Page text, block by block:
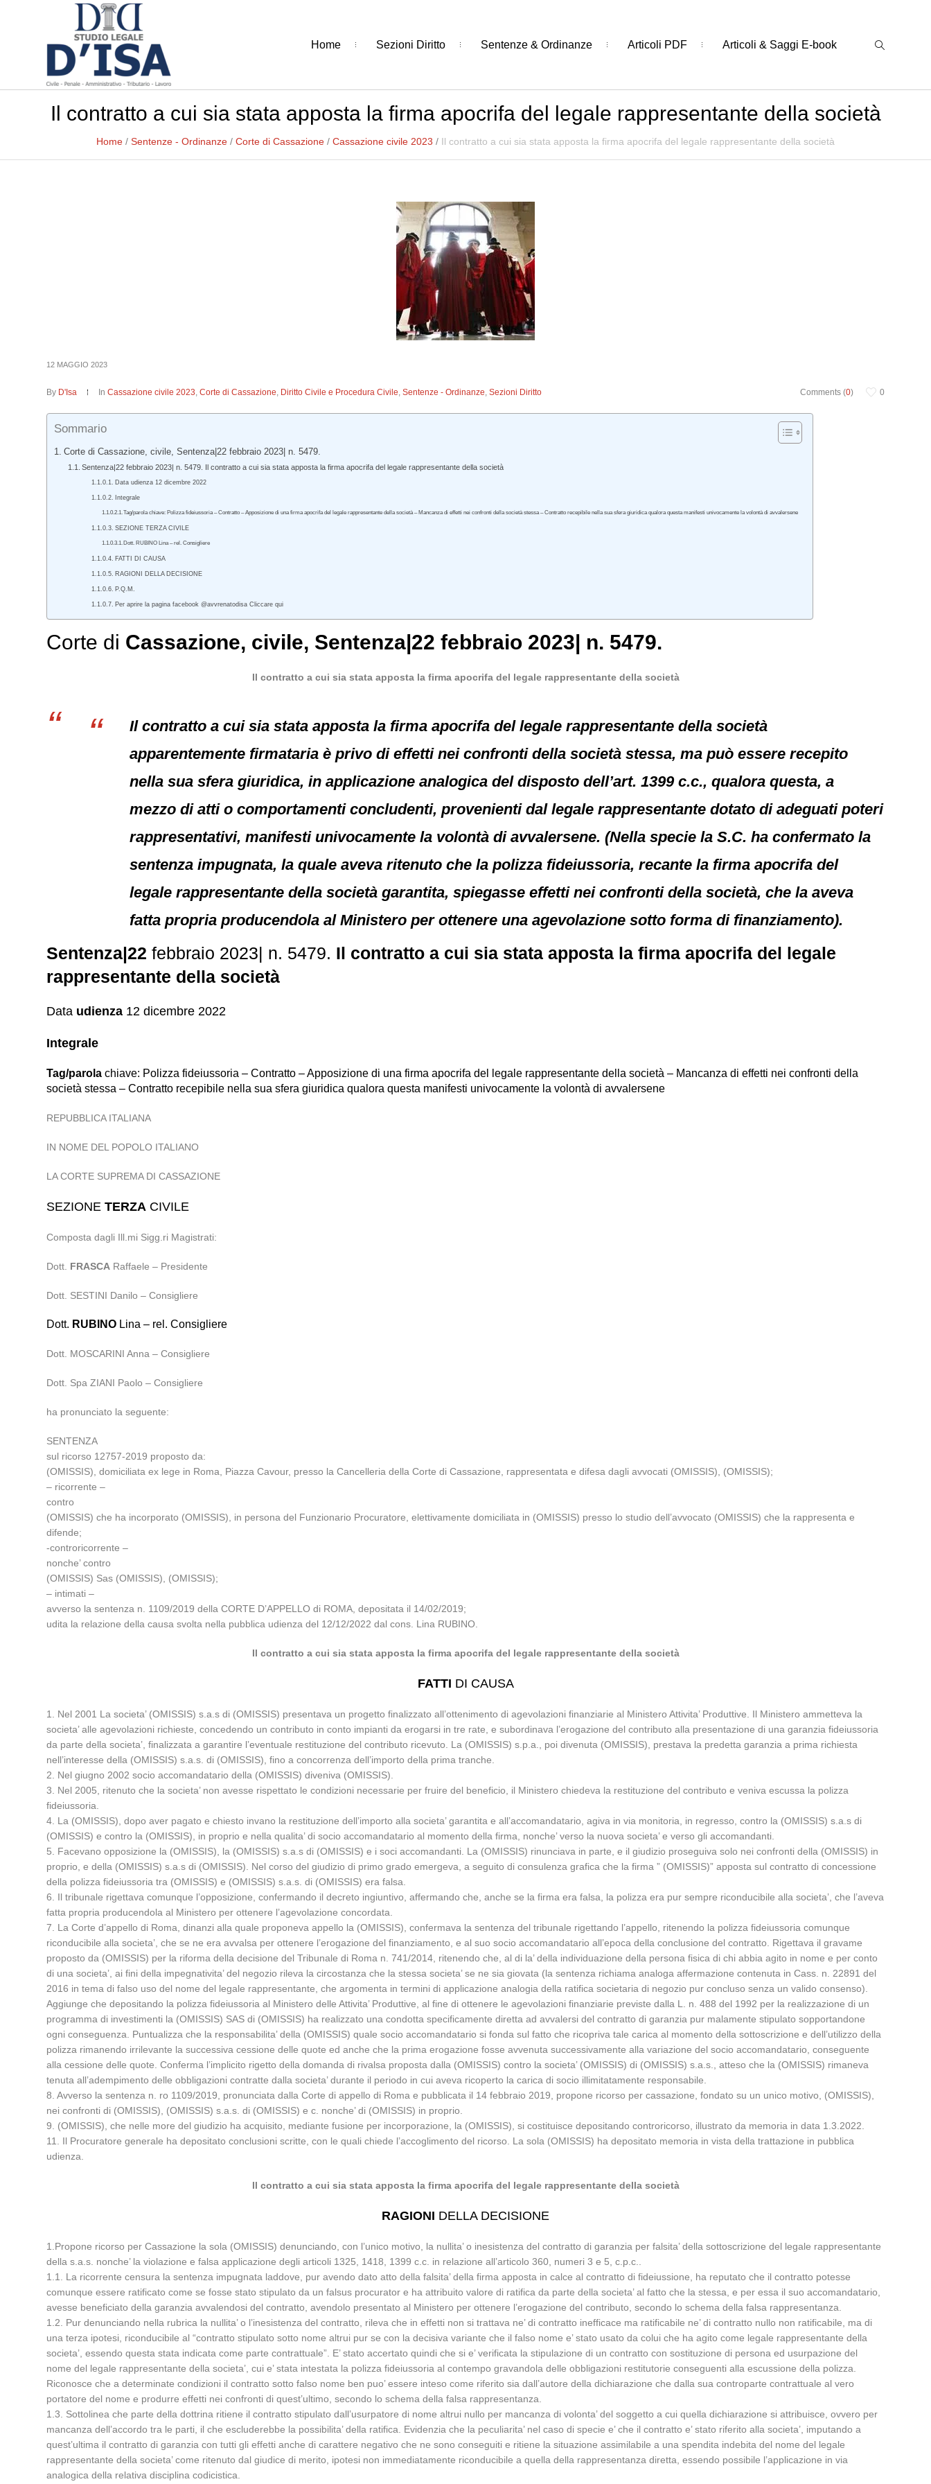
Home Sezioni Diritto Sentenze & Ordinanze Articoli PDF Articoli & Saggi E-book
Il contratto a cui sia stata apposta la firma apocrifa del legale rappresentante della società
Home / Sentenze - Ordinanze / Corte di Cassazione / Cassazione civile 2023 / Il contratto a cui sia stata apposta la firma apocrifa del legale rappresentante della società
12 MAGGIO 2023
Comments (0) 0
By D'Isa InCassazione civile 2023,Corte di Cassazione, Diritto Civile e Procedura Civile,Sentenze - Ordinanze,Sezioni Diritto
Sommario
Corte di Cassazione, civile, Sentenza|22 febbraio 2023| n. 5479.
Sentenza|22 febbraio 2023| n. 5479. Il contratto a cui sia stata apposta la firma apocrifa del legale rappresentante della società
Data udienza 12 dicembre 2022
Integrale
Tag/parola chiave: Polizza fideiussoria – Contratto – Apposizione di una firma apocrifa del legale rappresentante della società – Mancanza di effetti nei confronti della società stessa – Contratto recepibile nella sua sfera giuridica qualora questa manifesti univocamente la volontà di avvalersene
SEZIONE TERZA CIVILE
Dott. RUBINO Lina – rel. Consigliere
FATTI DI CAUSA
RAGIONI DELLA DECISIONE
P.Q.M.
Per aprire la pagina facebook @avvrenatodisa Cliccare qui
Corte di Cassazione, civile, Sentenza|22 febbraio 2023| n. 5479.
Il contratto a cui sia stata apposta la firma apocrifa del legale rappresentante della società
Il contratto a cui sia stata apposta la firma apocrifa del legale rappresentante della società
apparentemente firmataria è privo di effetti nei confronti della società stessa, ma può essere recepito
nella sua sfera giuridica, in applicazione analogica del disposto dell’art. 1399 c.c., qualora questa, a
mezzo di atti o comportamenti concludenti, provenienti dal legale rappresentante dotato di adeguati poteri
rappresentativi, manifesti univocamente la volontà di avvalersene. (Nella specie la S.C. ha confermato la
sentenza impugnata, la quale aveva ritenuto che la polizza fideiussoria, recante la firma apocrifa del
legale rappresentante della società garantita, spiegasse effetti nei confronti della società, che la aveva
fatta propria producendola al Ministero per ottenere una agevolazione sotto forma di finanziamento).
Sentenza|22 febbraio 2023| n. 5479. Il contratto a cui sia stata apposta la firma apocrifa del legale
rappresentante della società
Data udienza 12 dicembre 2022
Integrale
Tag/parola chiave: Polizza fideiussoria – Contratto – Apposizione di una firma apocrifa del legale rappresentante della società – Mancanza di effetti nei confronti della
società stessa – Contratto recepibile nella sua sfera giuridica qualora questa manifesti univocamente la volontà di avvalersene
REPUBBLICA ITALIANA
IN NOME DEL POPOLO ITALIANO
LA CORTE SUPREMA DI CASSAZIONE
SEZIONETERZA CIVILE
Composta dagli Ill.mi Sigg.ri Magistrati:
Dott. FRASCA Raffaele – Presidente
Dott. SESTINI Danilo – Consigliere
Dott. RUBINO Lina – rel. Consigliere
Dott. MOSCARINI Anna – Consigliere
Dott. Spa ZIANI Paolo – Consigliere
ha pronunciato la seguente:
SENTENZA
sul ricorso 12757-2019 proposto da:
(OMISSIS), domiciliata ex lege in Roma, Piazza Cavour, presso la Cancelleria della Corte di Cassazione, rappresentata e difesa dagli avvocati (OMISSIS), (OMISSIS);
– ricorrente –
contro
(OMISSIS) che ha incorporato (OMISSIS), in persona del Funzionario Procuratore, elettivamente domiciliata in (OMISSIS) presso lo studio dell’avvocato (OMISSIS) che la rappresenta e
difende;
-controricorrente –
nonche’ contro
(OMISSIS) Sas (OMISSIS), (OMISSIS);
– intimati –
avverso la sentenza n. 1109/2019 della CORTE D’APPELLO di ROMA, depositata il 14/02/2019;
udita la relazione della causa svolta nella pubblica udienza del 12/12/2022 dal cons. Lina RUBINO.
Il contratto a cui sia stata apposta la firma apocrifa del legale rappresentante della società
FATTI DI CAUSA
1. Nel 2001 La societa’ (OMISSIS) s.a.s di (OMISSIS) presentava un progetto finalizzato all’ottenimento di agevolazioni finanziarie al Ministero Attivita’ Produttive. Il Ministero ammetteva la
societa’ alle agevolazioni richieste, concedendo un contributo in conto impianti da erogarsi in tre rate, e subordinava l’erogazione del contributo alla presentazione di una garanzia fideiussoria
da parte della societa’, finalizzata a garantire l’eventuale restituzione del contributo ricevuto. La (OMISSIS) s.p.a., poi divenuta (OMISSIS), prestava la predetta garanzia a prima richiesta
nell’interesse della (OMISSIS) s.a.s. di (OMISSIS), fino a concorrenza dell’importo della prima tranche.
2. Nel giugno 2002 socio accomandatario della (OMISSIS) diveniva (OMISSIS).
3. Nel 2005, ritenuto che la societa’ non avesse rispettato le condizioni necessarie per fruire del beneficio, il Ministero chiedeva la restituzione del contributo e veniva escussa la polizza
fideiussoria.
4. La (OMISSIS), dopo aver pagato e chiesto invano la restituzione dell’importo alla societa’ garantita e all’accomandatario, agiva in via monitoria, in regresso, contro la (OMISSIS) s.a.s di
(OMISSIS) e contro la (OMISSIS), in proprio e nella qualita’ di socio accomandatario al momento della firma, nonche’ verso la nuova societa’ e verso gli accomandanti.
5. Facevano opposizione la (OMISSIS), la (OMISSIS) s.a.s di (OMISSIS) e i soci accomandanti. La (OMISSIS) rinunciava in parte, e il giudizio proseguiva solo nei confronti della (OMISSIS) in
proprio, e della (OMISSIS) s.a.s di (OMISSIS). Nel corso del giudizio di primo grado emergeva, a seguito di consulenza grafica che la firma ” (OMISSIS)” apposta sul contratto di concessione
della polizza fideiussoria tra (OMISSIS) e (OMISSIS) s.a.s. di (OMISSIS) era falsa.
6. Il tribunale rigettava comunque l’opposizione, confermando il decreto ingiuntivo, affermando che, anche se la firma era falsa, la polizza era pur sempre riconducibile alla societa’, che l’aveva
fatta propria producendola al Ministero per ottenere l’agevolazione concordata.
7. La Corte d’appello di Roma, dinanzi alla quale proponeva appello la (OMISSIS), confermava la sentenza del tribunale rigettando l’appello, ritenendo la polizza fideiussoria comunque
riconducibile alla societa’, che se ne era avvalsa per ottenere l’erogazione del finanziamento, e al suo socio accomandatario all’epoca della conclusione del contratto. Rigettava il gravame
proposto da (OMISSIS) per la riforma della decisione del Tribunale di Roma n. 741/2014, ritenendo che, al di la’ della individuazione della persona fisica di chi abbia agito in nome e per conto
di una societa’, ai fini della impegnativita’ del negozio rileva la circostanza che la stessa societa’ se ne sia giovata (la sentenza richiama analoga affermazione contenuta in Cass. n. 22891 del
2016 in tema di falso uso del nome del legale rappresentante, che argomenta in termini di applicazione analogia della ratifica societaria di negozio pur concluso senza un valido consenso).
Aggiunge che depositando la polizza fideiussoria al Ministero delle Attivita’ Produttive, al fine di ottenere le agevolazioni finanziarie previste dalla L. n. 488 del 1992 per la realizzazione di un
programma di investimenti la (OMISSIS) SAS di (OMISSIS) ha realizzato una condotta specificamente diretta ad avvalersi del contratto di garanzia pur malamente stipulato sopportandone
ogni conseguenza. Puntualizza che la responsabilita’ della (OMISSIS) quale socio accomandatario si fonda sul fatto che ricopriva tale carica al momento della sottoscrizione e dell’utilizzo della
polizza rimanendo irrilevante la successiva cessione delle quote ed anche che la prima erogazione fosse avvenuta successivamente alla variazione del socio accomandatario, conseguente
alla cessione delle quote. Conferma l’implicito rigetto della domanda di rivalsa proposta dalla (OMISSIS) contro la societa’ (OMISSIS) di (OMISSIS) s.a.s., atteso che la (OMISSIS) rimaneva
tenuta all’adempimento delle obbligazioni contratte dalla societa’ durante il periodo in cui aveva ricoperto la carica di socio illimitatamente responsabile.
8. Avverso la sentenza n. ro 1109/2019, pronunciata dalla Corte di appello di Roma e pubblicata il 14 febbraio 2019, propone ricorso per cassazione, fondato su un unico motivo, (OMISSIS),
nei confronti di (OMISSIS), (OMISSIS) s.a.s. di (OMISSIS) e c. nonche’ di (OMISSIS) in proprio.
9. (OMISSIS), che nelle more del giudizio ha acquisito, mediante fusione per incorporazione, la (OMISSIS), si costituisce depositando controricorso, illustrato da memoria in data 1.3.2022.
11. Il Procuratore generale ha depositato conclusioni scritte, con le quali chiede l’accoglimento del ricorso. La sola (OMISSIS) ha depositato memoria in vista della trattazione in pubblica
udienza.
Il contratto a cui sia stata apposta la firma apocrifa del legale rappresentante della società
RAGIONI DELLA DECISIONE
1.Propone ricorso per Cassazione la sola (OMISSIS) denunciando, con l’unico motivo, la nullita’ o inesistenza del contratto di garanzia per falsita’ della sottoscrizione del legale rappresentante
della s.a.s. nonche’ la violazione e falsa applicazione degli articoli 1325, 1418, 1399 c.c. in relazione all’articolo 360, numeri 3 e 5, c.p.c..
1.1. La ricorrente censura la sentenza impugnata laddove, pur avendo dato atto della falsita’ della firma apposta in calce al contratto di fideiussione, ha reputato che il contratto potesse
comunque essere ratificato come se fosse stato stipulato da un falsus procurator e ha attribuito valore di ratifica da parte della societa’ al fatto che la stessa, e per essa il suo accomandatario,
avesse beneficiato della garanzia avvalendosi del contratto, avendolo presentato al Ministero per ottenere l’erogazione del contributo, secondo lo schema della falsa rappresentanza.
1.2. Pur denunciando nella rubrica la nullita’ o l’inesistenza del contratto, rileva che in effetti non si trattava ne’ di contratto inefficace ma ratificabile ne’ di contratto nullo non ratificabile, ma di
una terza ipotesi, riconducibile al “contratto stipulato sotto nome altrui pur se con la decisiva variante che il falso nome e’ stato usato da colui che ha agito come legale rappresentante della
societa’, essendo questa stata indicata come parte contrattuale”. E’ stato accertato quindi che si e’ verificata la stipulazione di un contratto con sostituzione di persona ed usurpazione del
nome del legale rappresentante della societa’, cui e’ stata intestata la polizza fideiussoria al contempo gravandola delle obbligazioni restitutorie conseguenti alla escussione della polizza.
Riconosce che a determinate condizioni il contratto sotto falso nome ben puo’ essere inteso come riferito sia dall’autore della dichiarazione che dalla sua controparte contrattuale al vero
portatore del nome e produrre effetti nei confronti di quest’ultimo, secondo lo schema della falsa rappresentanza.
1.3. Sottolinea che parte della dottrina ritiene il contratto stipulato dall’usurpatore di nome altrui nullo per mancanza di volonta’ del soggetto a cui quella dichiarazione si attribuisce, ovvero per
mancanza dell’accordo tra le parti, il che escluderebbe la possibilita’ della ratifica. Evidenzia che la peculiarita’ nel caso di specie e’ che il contratto e’ stato riferito alla societa’, imputando a
quest’ultima il contratto di garanzia con tutti gli effetti anche di carattere negativo che ne sono conseguiti e ritiene la situazione assimilabile a una spendita indebita del nome del legale
rappresentante della societa’ come ritenuto dal giudice di merito, ipotesi non immediatamente riconducibile a quella della rappresentanza diretta, essendo possibile l’applicazione in via
analogica della relativa disciplina codicistica.